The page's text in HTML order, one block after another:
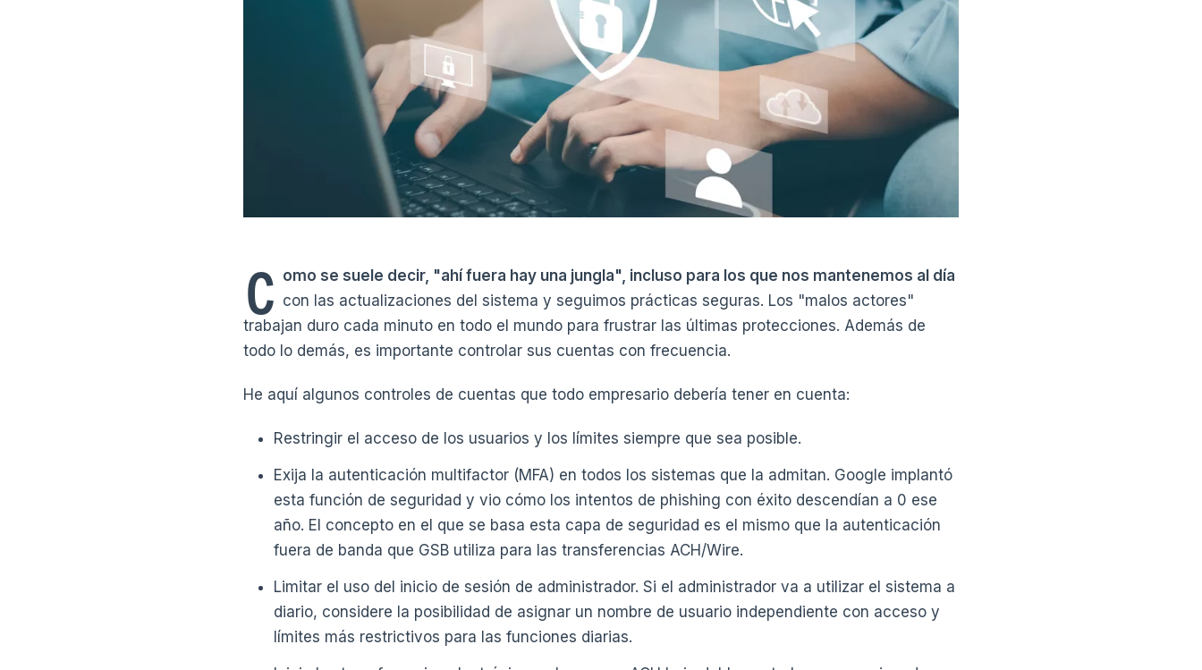
C omo se suele decir, "ahí fuera hay una jungla", incluso para los que nos mantenemos al día
con las actualizaciones del sistema y seguimos prácticas seguras. Los "malos actores"
trabajan duro cada minuto en todo el mundo para frustrar las últimas protecciones. Además de
todo lo demás, es importante controlar sus cuentas con frecuencia.
He aquí algunos controles de cuentas que todo empresario debería tener en cuenta:
Restringir el acceso de los usuarios y los límites siempre que sea posible.
Exija la autenticación multifactor (MFA) en todos los sistemas que la admitan. Google implantó
esta función de seguridad y vio cómo los intentos de phishing con éxito descendían a 0 ese
año. El concepto en el que se basa esta capa de seguridad es el mismo que la autenticación
fuera de banda que GSB utiliza para las transferencias ACH/Wire.
Limitar el uso del inicio de sesión de administrador. Si el administrador va a utilizar el sistema a
diario, considere la posibilidad de asignar un nombre de usuario independiente con acceso y
límites más restrictivos para las funciones diarias.